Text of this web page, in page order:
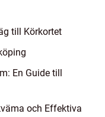
till Körkortet
En Guide till
och Effektiva